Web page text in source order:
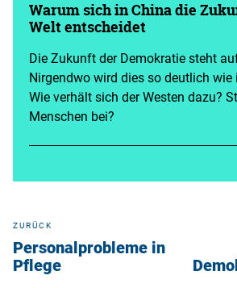
Warum sich in China die
Welt entscheidet
Die Zukunft der Demokratie steht
Nirgendwo wird dies so deutlich wie
Wie verhält sich der Westen dazu?
Menschen bei?
ZURÜCK
Personalprobleme in
Pflege